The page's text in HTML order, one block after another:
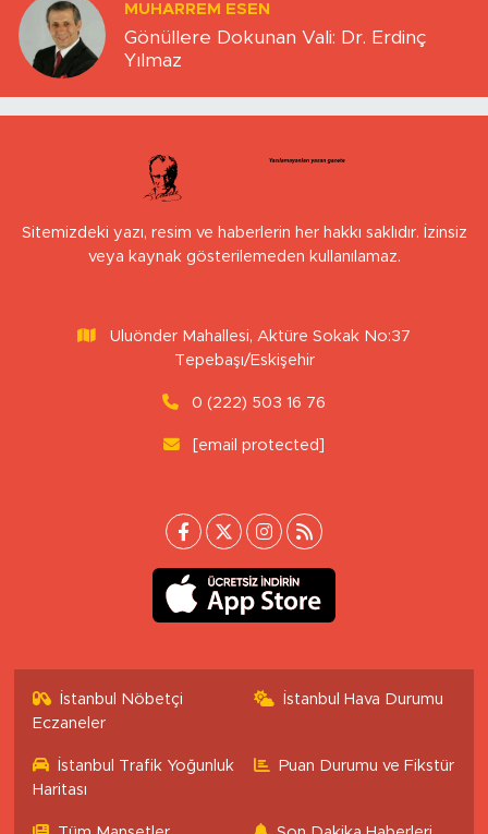
MUHARREM ESEN
Gönüllere Dokunan Vali: Dr. Erdinç
Yılmaz
Sitemizdeki yazı, resim ve haberlerin her hakkı saklıdır. İzinsiz
veya kaynak gösterilemeden kullanılamaz.
Uluönder Mahallesi, Aktüre Sokak No:37
Tepebaşı/Eskişehir
0 (222) 503 16 76
[email protected]
İstanbul Nöbetçi
Eczaneler
İstanbul Hava Durumu
İstanbul Trafik Yoğunluk
Haritası
Puan Durumu ve Fikstür